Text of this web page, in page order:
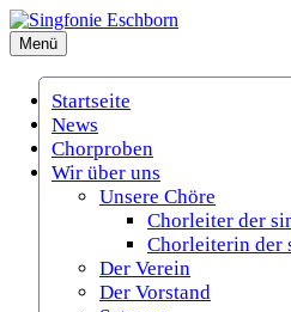
Zum
Inhalt
springen
Singfonie Eschborn
(Gemischter Chor Eschborn e.V.)
Menü
Startseite
News
Chorproben
Wir über uns
Unsere Chöre
Chorleiter der
Chorleiterin der
Der Verein
Der Vorstand